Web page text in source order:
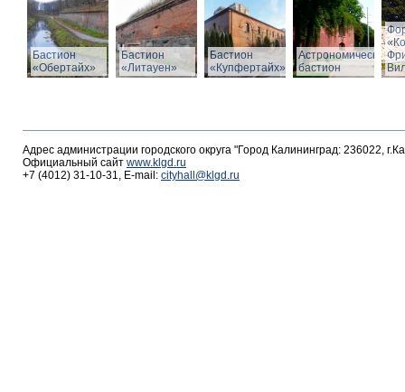
Бастион
«Обертайх»
Бастион
«Литауен»
Бастион
«Купфертайх»
Астрономический
бастион
Адрес администрации городского округа "Город Калининград: 236022,
Официальный сайт www.klgd.ru
+7 (4012) 31-10-31, E-mail: cityhall@klgd.ru